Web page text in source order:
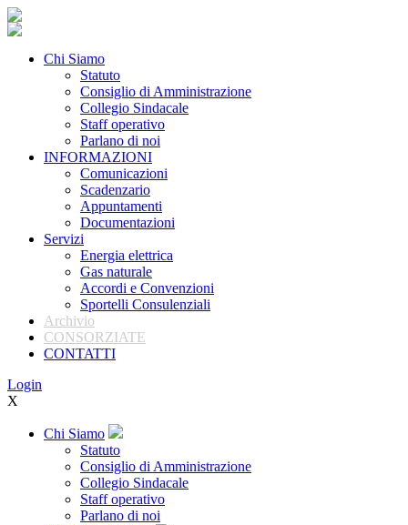
Chi Siamo
Statuto
Consiglio di Amministrazione
Collegio Sindacale
Staff operativo
Parlano di noi
INFORMAZIONI
Comunicazioni
Scadenzario
Appuntamenti
Documentazioni
Servizi
Energia elettrica
Gas naturale
Accordi e Convenzioni
Sportelli Consulenziali
Archivio
CONSORZIATE
CONTATTI
Login
X
Chi Siamo
Statuto
Consiglio di Amministrazione
Collegio Sindacale
Staff operativo
Parlano di noi